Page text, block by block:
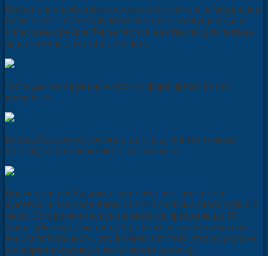
Постепенно добавляем просеянную муку и замешиваем
тугое тесто. Тесто получится пышное, воздушное и не
липнущее к рукам. Такое тесто я не ставлю для подъем,
сразу начинаю готовить из него.
Тесто делим на равные части и формируем из них
кружочки.
Каждый кружочек раскатываю в длинную тонкую
полоску, и заворачиваю в нее сосиску.
Противень необходимо застелить пергаментной
бумагой, и выкладываем на него сосиски завернутые в
тесто. Оставляем сосиски в тесте на противне на 15
минут для подъема теста. Затем смазываем взбитым
яйцом поверхность, это делаем для того чтобы сосиски
приобрели красивую золотистую корочку.